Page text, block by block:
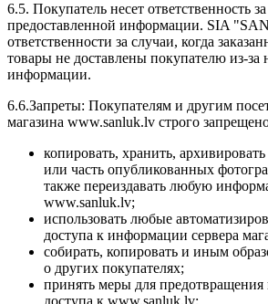
6.5. Покупатель несет ответственность
предоставленной информации. SIA
ответственности за случаи, когда
товары не доставлены покупателю из-за
информации.
6.6.Запреты: Покупателям и другим
магазина www.sanluk.lv строго
копировать, хранить,
или часть опубликованных
также переиздавать любую
www.sanluk.lv;
использовать любые
доступа к информации сервера
собирать, копировать и иным
о других покупателях;
принять меры для